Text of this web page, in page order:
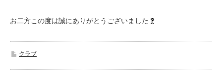
お二方この度は誠にありがとうございました
クラブ